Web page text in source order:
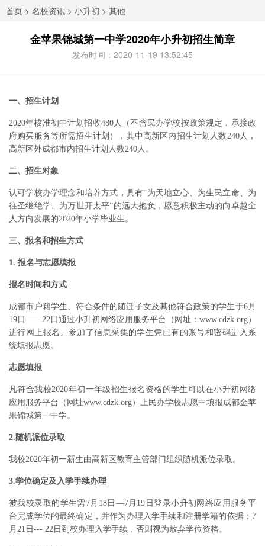
首页 > 名校资讯 > 小升初 > 其他
金苹果锦城第一中学2020年小升初招生简章
发布时间：2020-11-19 13:52:45
一、招生计划
2020年核准初中计划招收480人（不含民办学校按政策规定，承接政
府购买服务等所需招生计划），其中高新区内招生计划人数240人，
高新区外成都市内招生计划人数240人。
二、招生对象
认可学校办学理念和培养方式，具有“为天地立心、为生民立命、为
往圣继绝学、为万世开太平”的远大抱负，愿意积极主动的向卓越全
人方向发展的2020年小学毕业生。
三、报名和招生方式
1. 报名与志愿填报
报名时间和方式
成都市户籍学生、符合条件的随迁子女及其他符合政策的学生于6月
19日——22日通过小升初网络应用服务平台（网址：www.cdzk.org）
进行网上报名。参加了信息采集的学生凭已有的账号和密码进入系
统填报志愿。
志愿填报
凡符合我校2020年初一年级招生报名资格的学生可以在小升初网络
应用服务平台（网址www.cdzk.org）上民办学校志愿中填报成都金苹
果锦城第一中学。
2.随机派位录取
我校2020年初一新生由高新区教育主管部门组织随机派位录取。
3.学位确定及入学手续办理
被我校录取的学生需7月18日—7月19日登录小升初网络应用服务平
台完成学位的最终确定，并作为办理入学手续和注册学籍的依据；7
月21日--- 22日到校办理入学手续，否则视为放弃学位资格。